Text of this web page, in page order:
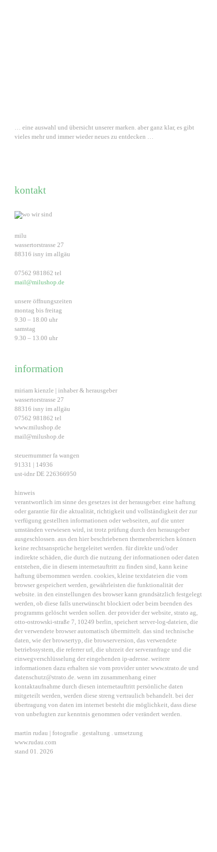
… eine auswahl und übersicht unserer marken. aber ganz klar, es gibt
vieles mehr und immer wieder neues zu entdecken …
kontakt
milu
wassertorstrasse 27
88316 isny im allgäu
07562 981862 tel
mail@milushop.de
unsere öffnungszeiten
montag bis freitag
9.30 – 18.00 uhr
samstag
9.30 – 13.00 uhr
information
miriam kienzle | inhaber & herausgeber
wassertorstrasse 27
88316 isny im allgäu
07562 981862 tel
www.milushop.de
mail@milushop.de
steuernummer fa wangen
91331 | 14936
ust-idnr DE 226366950
hinweis
verantwortlich im sinne des gesetzes ist der herausgeber. eine haftung
oder garantie für die aktualität, richtigkeit und vollständigkeit der zur
verfügung gestellten informationen oder webseiten, auf die unter
umständen verwiesen wird, ist trotz prüfung durch den herausgeber
ausgeschlossen. aus den hier beschriebenen themenbereichen können
keine rechtsansprüche hergeleitet werden. für direkte und/oder
indirekte schäden, die durch die nutzung der informationen oder daten
entstehen, die in diesem internetauftritt zu finden sind, kann keine
haftung übernommen werden. cookies, kleine textdateien die vom
browser gespeichert werden, gewährleisten die funktionalität der
website. in den einstellungen des browser kann grundsätzlich festgelegt
werden, ob diese falls unerwünscht blockiert oder beim beenden des
programms gelöscht werden sollen. der provider der website, strato ag,
otto-ostrowski-straße 7, 10249 berlin, speichert server-log-dateien, die
der verwendete browser automatisch übermittelt. das sind technische
daten, wie der browsertyp, die browserversion, das verwendete
betriebssystem, die referrer url, die uhrzeit der serveranfrage und die
einwegverschlüsselung der eingehenden ip-adresse. weitere
informationen dazu erhalten sie vom provider unter www.strato.de und
datenschutz@strato.de. wenn im zusammenhang einer
kontaktaufnahme durch diesen internetauftritt persönliche daten
mitgeteilt werden, werden diese streng vertraulich behandelt. bei der
übertragung von daten im internet besteht die möglichkeit, dass diese
von unbefugten zur kenntnis genommen oder verändert werden.
martin rudau | fotografie . gestaltung . umsetzung
www.rudau.com
stand 01. 2026